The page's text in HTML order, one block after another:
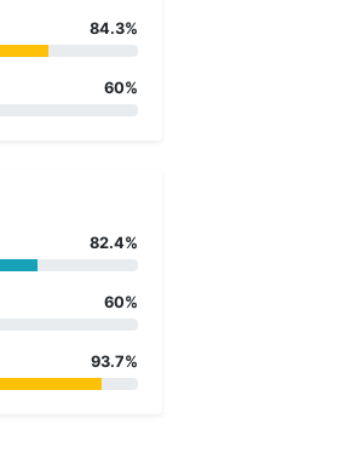
84.3%
60%
82.4%
60%
93.7%